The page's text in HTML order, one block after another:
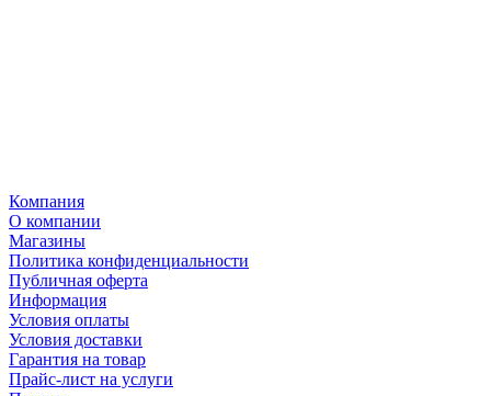
Компания
О компании
Магазины
Политика конфиденциальности
Публичная оферта
Информация
Условия оплаты
Условия доставки
Гарантия на товар
Прайс-лист на услуги